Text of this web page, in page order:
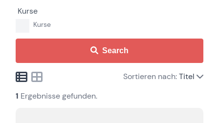
Kurse
Kurse
Search
Sortieren nach:Titel
1 Ergebnisse gefunden.